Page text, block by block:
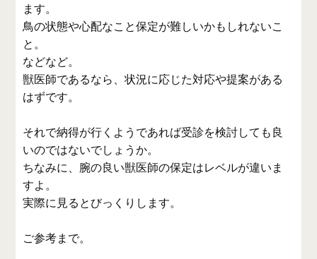
ます。
鳥の状態や心配なこと保定が難しいかもしれないこ
と。
などなど。
獣医師であるなら、状況に応じた対応や提案がある
はずです。
それで納得が行くようであれば受診を検討しても良
いのではないでしょうか。
ちなみに、腕の良い獣医師の保定はレベルが違いま
すよ。
実際に見るとびっくりします。
ご参考まで。